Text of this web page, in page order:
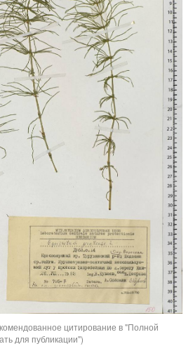
цитирование в "Полной
для публикации")